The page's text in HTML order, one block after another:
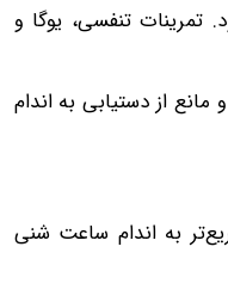
تنفسی، یوگا و
از دستیابی به اندام
به اندام ساعت شنی